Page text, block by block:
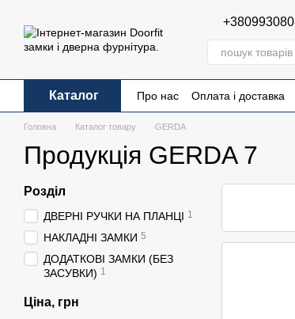
Каталог Про нас Оплата і доставка
Публічна оферта
Головна Каталог товару GERDA
Продукція GERDA 7
Розділ
ДВЕРНІ РУЧКИ НА ПЛАНЦІ 1
НАКЛАДНІ ЗАМКИ 5
ДОДАТКОВІ ЗАМКИ (БЕЗ
ЗАСУВКИ) 1
Ціна, грн